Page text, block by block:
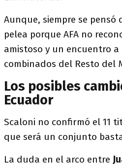
Aunque, siempre se pensó
pelea porque AFA no
amistoso y un encuentro
combinados del Resto del
Los posibles
Ecuador
Scaloni no confirmó el 11
que será un conjunto
La duda en el arco entre